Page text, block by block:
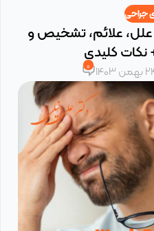
جراحی
علائم، تشخیص و
نکات کلیدی
0